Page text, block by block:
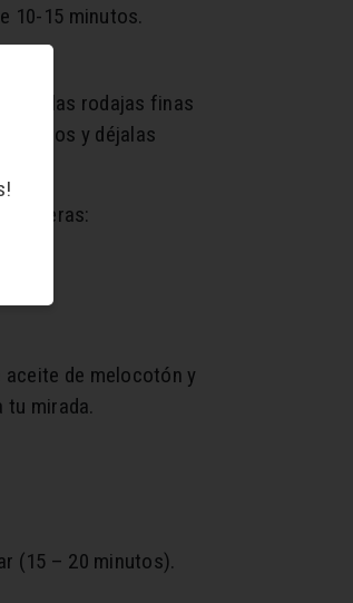
10-15 minutos.
las rodajas finas
y déjalas
ojeras:
aceite de melocotón y
tu mirada.
(15 – 20 minutos).